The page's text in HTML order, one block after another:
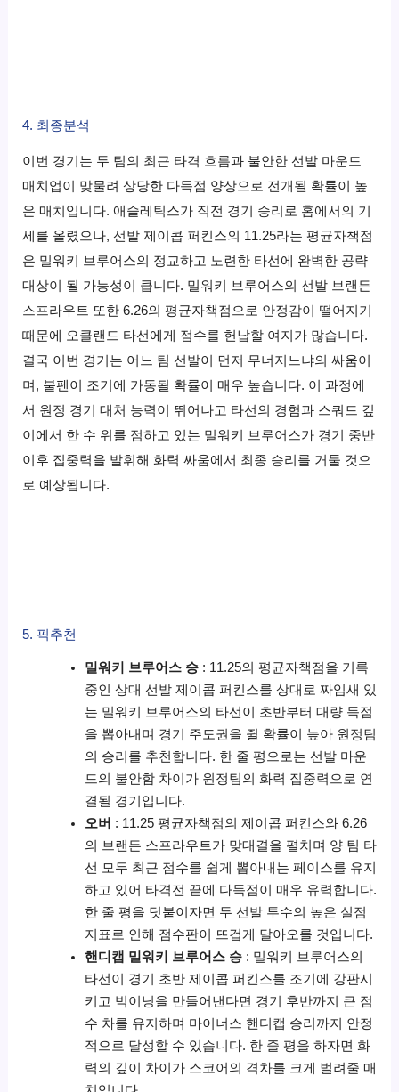
4. 최종분석
이번 경기는 두 팀의 최근 타격 흐름과 불안한 선발 마운드
매치업이 맞물려 상당한 다득점 양상으로 전개될 확률이 높
은 매치입니다. 애슬레틱스가 직전 경기 승리로 홈에서의 기
세를 올렸으나, 선발 제이콥 퍼킨스의 11.25라는 평균자책점
은 밀워키 브루어스의 정교하고 노련한 타선에 완벽한 공략
대상이 될 가능성이 큽니다. 밀워키 브루어스의 선발 브랜든
스프라우트 또한 6.26의 평균자책점으로 안정감이 떨어지기
때문에 오클랜드 타선에게 점수를 헌납할 여지가 많습니다.
결국 이번 경기는 어느 팀 선발이 먼저 무너지느냐의 싸움이
며, 불펜이 조기에 가동될 확률이 매우 높습니다. 이 과정에
서 원정 경기 대처 능력이 뛰어나고 타선의 경험과 스쿼드 깊
이에서 한 수 위를 점하고 있는 밀워키 브루어스가 경기 중반
이후 집중력을 발휘해 화력 싸움에서 최종 승리를 거둘 것으
로 예상됩니다.
5. 픽추천
밀워키 브루어스 승: 11.25의 평균자책점을 기록
중인 상대 선발 제이콥 퍼킨스를 상대로 짜임새 있
는 밀워키 브루어스의 타선이 초반부터 대량 득점
을 뽑아내며 경기 주도권을 쥘 확률이 높아 원정팀
의 승리를 추천합니다. 한 줄 평으로는 선발 마운
드의 불안함 차이가 원정팀의 화력 집중력으로 연
결될 경기입니다.
오버 : 11.25 평균자책점의 제이콥 퍼킨스와 6.26
의 브랜든 스프라우트가 맞대결을 펼치며 양 팀 타
선 모두 최근 점수를 쉽게 뽑아내는 페이스를 유지
하고 있어 타격전 끝에 다득점이 매우 유력합니다.
한 줄 평을 덧붙이자면 두 선발 투수의 높은 실점
지표로 인해 점수판이 뜨겁게 달아오를 것입니다.
핸디캡 밀워키 브루어스 승: 밀워키 브루어스의
타선이 경기 초반 제이콥 퍼킨스를 조기에 강판시
키고 빅이닝을 만들어낸다면 경기 후반까지 큰 점
수 차를 유지하며 마이너스 핸디캡 승리까지 안정
적으로 달성할 수 있습니다. 한 줄 평을 하자면 화
력의 깊이 차이가 스코어의 격차를 크게 벌려줄 매